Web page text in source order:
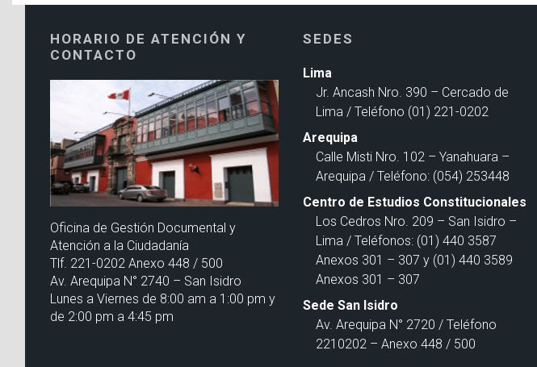
HORARIO DE ATENCIÓN Y
CONTACTO
Oficina de Gestión Documental y
Atención a la Ciudadanía
Tlf. 221-0202 Anexo 448 / 500
Av. Arequipa N° 2740 – San Isidro
Lunes a Viernes de 8:00 am a 1:00 pm y
de 2:00 pm a 4:45 pm
SEDES
Lima
Jr. Ancash Nro. 390 – Cercado de
Lima / Teléfono (01) 221-0202
Arequipa
Calle Misti Nro. 102 – Yanahuara –
Arequipa / Teléfono: (054) 253448
Centro de Estudios Constitucionales
Los Cedros Nro. 209 – San Isidro –
Lima / Teléfonos: (01) 440 3587
Anexos 301 – 307 y (01) 440 3589
Anexos 301 – 307
Sede San Isidro
Av. Arequipa N° 2720 / Teléfono
2210202 – Anexo 448 / 500